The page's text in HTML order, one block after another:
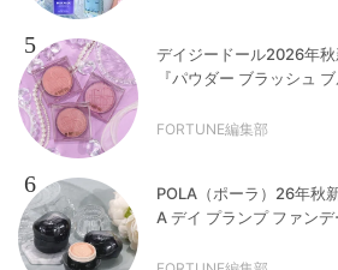
5
デイジードール2026年
『パウダー ブラッシュ
FORTUNE編集部
6
POLA（ポーラ）26年秋
A デイ プランプ ファン